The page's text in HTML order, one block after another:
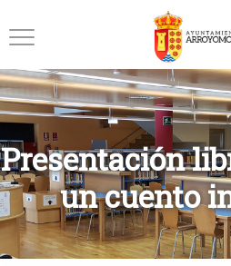
Presentación
un cuento